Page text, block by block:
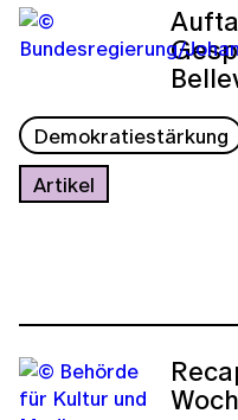
Demokratiestärkung
Artikel